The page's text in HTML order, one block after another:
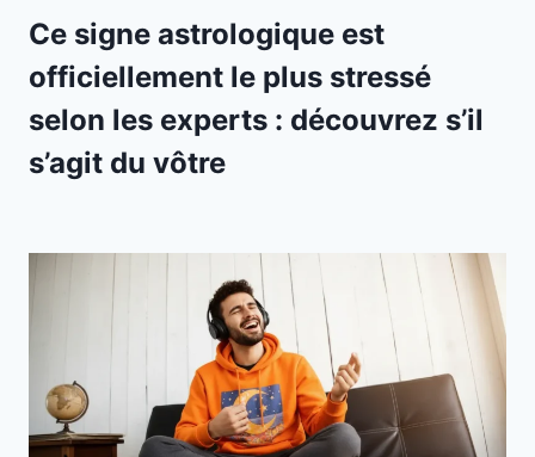
Ce signe astrologique est
officiellement le plus stressé
selon les experts : découvrez s’il
s’agit du vôtre